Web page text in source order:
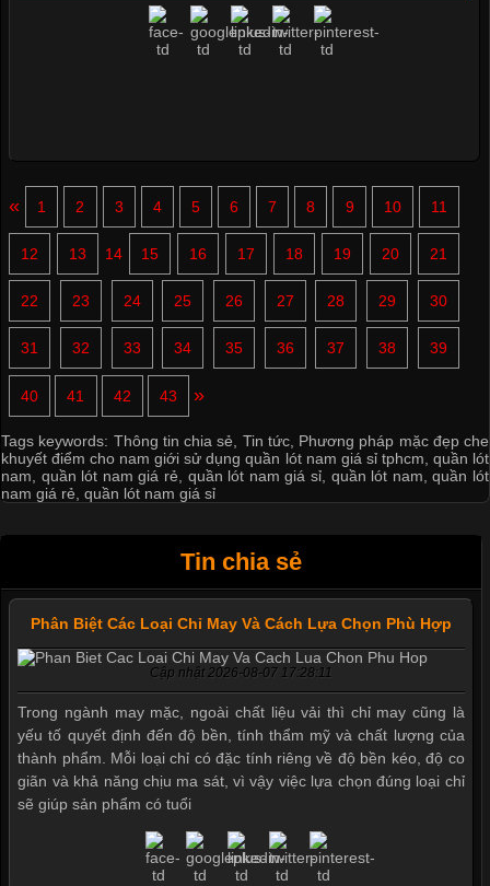
« 1 2 3 4 5 6 7 8 9 10 11
12 13 14 15 16 17 18 19 20 21
22 23 24 25 26 27 28 29 30
31 32 33 34 35 36 37 38 39
40 41 42 43 »
Tags keywords: Thông tin chia sẻ Tin tức, Phương pháp mặc đẹp che
khuyết điểm cho nam giới sử dụng quần lót nam giá sỉ tphcm quần lót
nam
quần lót nam giá rẻ quần lót nam giá sỉ quần lót nam ,quần lót
nam giá rẻ quần lót nam giá sỉ
Tin chia sẻ
Phân Biệt Các Loại Chỉ May Và Cách Lựa Chọn Phù Hợp
Cập nhật 2026-08-07 17:28:11
Trong ngành may mặc, ngoài chất liệu vải thì chỉ may cũng là
yếu tố quyết định đến độ bền, tính thẩm mỹ và chất lượng của
thành phẩm. Mỗi loại chỉ có đặc tính riêng về độ bền kéo, độ co
giãn và khả năng chịu ma sát, vì vậy việc lựa chọn đúng loại chỉ
sẽ giúp sản phẩm có tuổi